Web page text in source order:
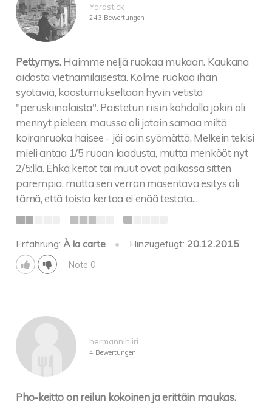
Yardstick
243 Bewertungen
Pettymys. Haimme neljä ruokaa mukaan. Kaukana
aidosta vietnamilaisesta. Kolme ruokaa ihan
syötäviä, koostumukseltaan hyvin vetistä
"peruskiinalaista". Paistetun riisin kohdalla jokin oli
mennyt pieleen; maussa oli jotain samaa miltä
koiranruoka haisee - jäi osin syömättä. Melkein tekisi
mieli antaa 1/5 ruoan laadusta, mutta menkööt nyt
2/5:llä. Ehkä keitot tai muut ovat paikassa sitten
parempia, mutta sen verran masentava esitys oli
tämä, että toista kertaa ei enää testata...
Erfahrung:À la carte • Hinzugefügt: 20.12.2015
Note 0
hermannihiiri
4 Bewertungen
Pho-keitto on reilun kokoinen ja erittäin maukas.